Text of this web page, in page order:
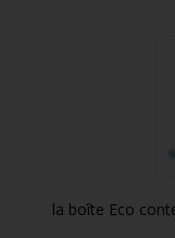
la boîte Eco